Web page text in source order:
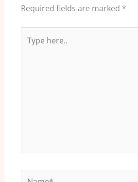
Required fields are marked *
here..
Name*